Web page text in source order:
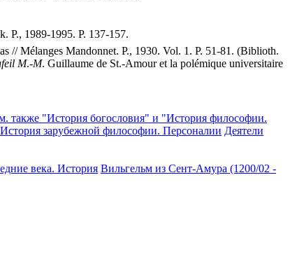
P., 1989-1995. P. 137-157.
// Mélanges Mandonnet. P., 1930. Vol. 1. P. 51-81. (Biblioth.
M.-M. Guillaume de St.-Amour et la polémique universitaire
также "История богословия" и "История философии.
История зарубежной философии. Персоналии Деятели
века. История Вильгельм из Сент-Амура (1200/02 -